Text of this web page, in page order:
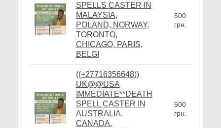
SPELLS CASTER IN
MALAYSIA,
POLAND, NORWAY,
TORONTO,
CHICAGO, PARIS,
BELGI
500
грн.
((+27716356648))
UK@@USA
IMMEDIATE**DEATH
SPELL CASTER IN
AUSTRALIA,
CANADA.
500
грн.